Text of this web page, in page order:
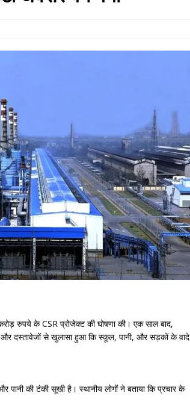
against atrocities on workers, hawker evictions
रुपये के CSR प्रोजेक्ट की घोषणा की। एक साल बाद,
और दस्तावेजों से खुलासा हुआ कि स्कूल, पानी, और सड़कों के वादे
पानी की टंकी सूखी है। स्थानीय लोगों ने बताया कि प्रचार के